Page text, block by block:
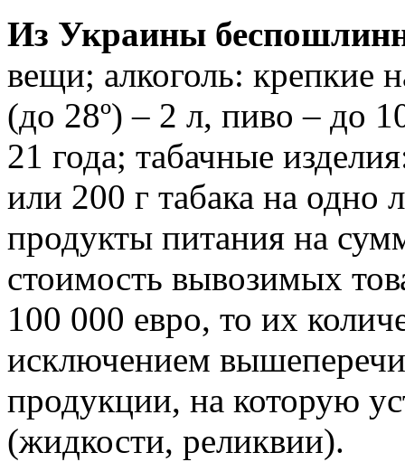
Из Украины
вещи; алкоголь: крепкие
(до 28º) – 2 л, пиво – до
21 года; табачные
или 200 г табака на одно
продукты питания на
стоимость вывозимых
100 000 евро, то их
исключением
продукции, на которую
(жидкости, реликвии).